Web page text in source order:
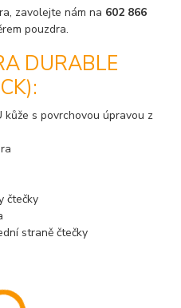
zavolejte nám na 602 866
pouzdra.
DURABLE
s povrchovou úpravou z
čtečky
straně čtečky